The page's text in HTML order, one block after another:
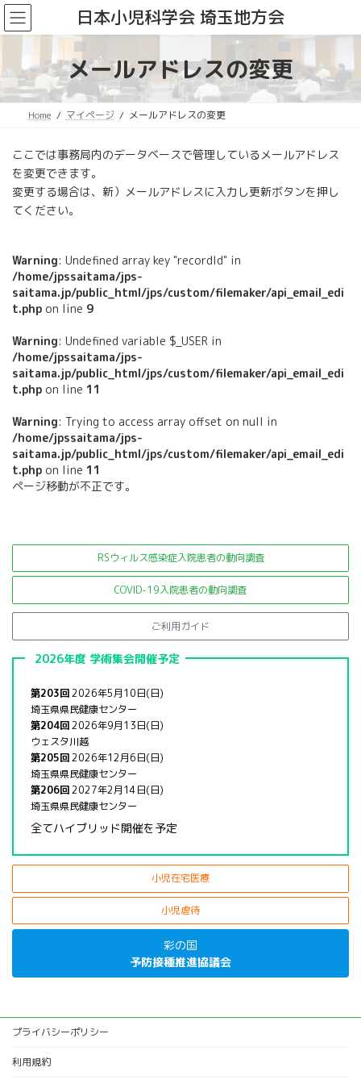
コ
ン
テ
ツ
へ
ス
ナ
ビ
ゲ
シ
ョ
ン
日本小児科学会 埼玉地方会
メールアドレスの変更
Home マイページ メールアドレスの変更
ここでは事務局内のデータベースで管理しているメールアドレス
を変更できます。
変更する場合は、新）メールアドレスに入力し更新ボタンを押し
てください。
Warning: Undefined array key "recordId" in
/home/jpssaitama/jps-
saitama.jp/public_html/jps/custom/filemaker/api_email_edi
t.php on line 9
Warning: Undefined variable $_USER in
/home/jpssaitama/jps-
saitama.jp/public_html/jps/custom/filemaker/api_email_edi
t.php on line 11
Warning: Trying to access array offset on null in
/home/jpssaitama/jps-
saitama.jp/public_html/jps/custom/filemaker/api_email_edi
t.php on line 11
ページ移動が不正です。
RSウィルス感染症入院患者の動向調査
COVID-19入院患者の動向調査
ご利用ガイド
2026年度 学術集会開催予定
第203回2026年5月10日(日)
埼玉県県民健康センター
第204回2026年9月13日(日)
ウェスタ川越
第205回2026年12月6日(日)
埼玉県県民健康センター
第206回2027年2月14日(日)
埼玉県県民健康センター
全てハイブリッド開催を予定
小児在宅医療
小児虐待
彩の国
予防接種推進協議会
プライバシーポリシー
利用規約